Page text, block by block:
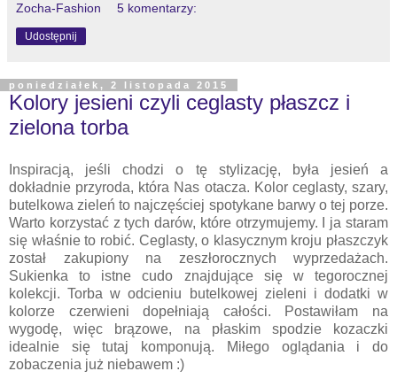
Zocha-Fashion 5 komentarzy:
Udostępnij
poniedziałek, 2 listopada 2015
Kolory jesieni czyli ceglasty płaszcz i
zielona torba
Inspiracją, jeśli chodzi o tę stylizację, była jesień a
dokładnie przyroda, która Nas otacza. Kolor ceglasty, szary,
butelkowa zieleń to najczęściej spotykane barwy o tej porze.
Warto korzystać z tych darów, któreotrzymujemy. I ja staram
się właśnieto robić. Ceglasty, o klasycznym kroju płaszczyk
został zakupiony na zeszłorocznych wyprzedażach.
Sukienka to istne cudo znajdujące się w tegorocznej
kolekcji. Torba w odcieniu butelkowej zieleni i dodatki w
kolorze czerwieni dopełniają całości. Postawiłam na
wygodę, więc brązowe, na płaskim spodzie kozaczki
idealnie się tutaj komponują. Miłego oglądania i do
zobaczenia już niebawem :)